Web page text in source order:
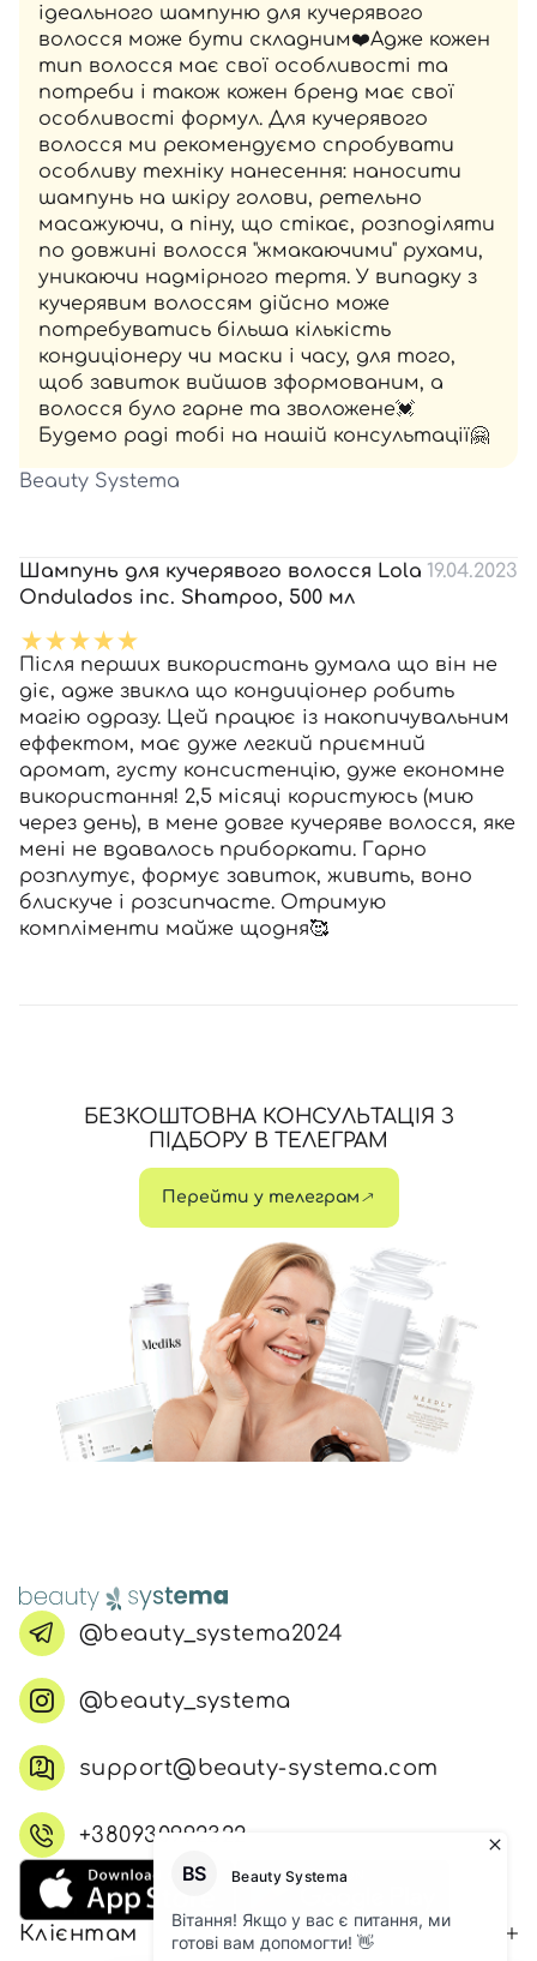
ідеального шампуню для кучерявого
волосся може бути складним❤️Адже кожен
тип волосся має свої особливості та
потреби і також кожен бренд має свої
особливості формул. Для кучерявого
волосся ми рекомендуємо спробувати
особливу техніку нанесення: наносити
шампунь на шкіру голови, ретельно
масажуючи, а піну, що стікає, розподіляти
по довжині волосся "жмакаючими" рухами,
уникаючи надмірного тертя. У випадку з
кучерявим волоссям дійсно може
потребуватись більша кількість
кондиціонеру чи маски і часу, для того,
щоб завиток вийшов зформованим, а
волосся було гарне та зволожене💓
Будемо раді тобі на нашій консультації🤗
Beauty Systema
Шампунь для кучерявого волосся Lola
Ondulados inc. Shampoo, 500 мл
19.04.2023
Після перших використань думала що він не
діє, адже звикла що кондиціонер робить
магію одразу. Цей працює із накопичувальним
еффектом, має дуже легкий приємний
аромат, густу консистенцію, дуже економне
використання! 2,5 місяці користуюсь (мию
через день), в мене довге кучеряве волосся, яке
мені не вдавалось приборкати. Гарно
розплутує, формує завиток, живить, воно
блискуче і розсипчасте. Отримую
компліменти майже щодня🥰
БЕЗКОШТОВНА КОНСУЛЬТАЦІЯ З
ПІДБОРУ В ТЕЛЕГРАМ
Перейти у телеграм
@beauty_systema2024
@beauty_systema
support@beauty-systema.com
+380930992322
Клієнтам